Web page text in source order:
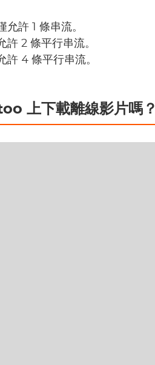
許 1 條串流。
2 條平行串流。
4 條平行串流。
上下載離線影片嗎？